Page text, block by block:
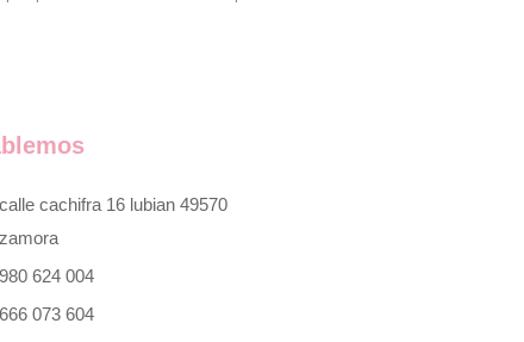
calle cachifra 16 lubian 49570
zamora
980 624 004
666 073 604